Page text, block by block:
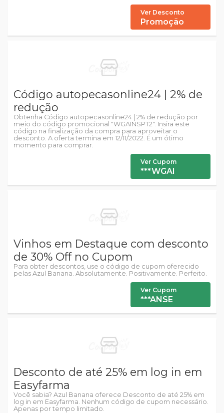
Ver Desconto
Promoção
Código autopecasonline24 | 2% de
redução
Obtenha Código autopecasonline24 | 2% de redução por
meio do código promocional "WGAINSPT2". Insira este
código na finalização da compra para aproveitar o
desconto. A oferta termina em 12/11/2022. É um ótimo
momento para comprar.
Ver Cupom
***WGAI
Vinhos em Destaque com desconto
de 30% Off no Cupom
Para obter descontos, use o código de cupom oferecido
pelas Azul Banana. Absolutamente. Positivamente. Perfeito.
Ver Cupom
***ANSE
Desconto de até 25% em log in em
Easyfarma
Você sabia? Azul Banana oferece Desconto de até 25% em
log in em Easyfarma. Nenhum código de cupom necessário.
Apenas por tempo limitado.